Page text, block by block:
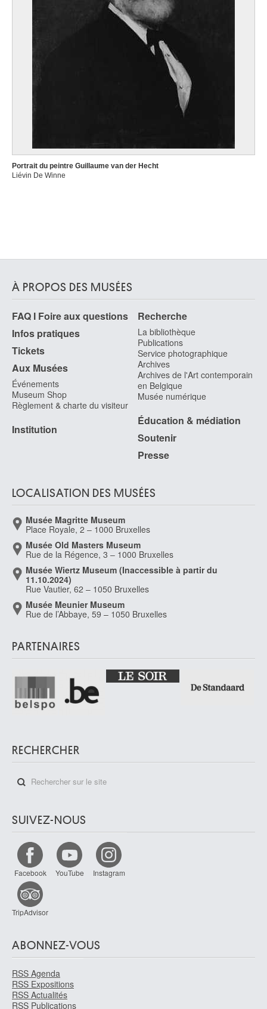
Portrait du peintre Guillaume van der Hecht
Liévin De Winne
À PROPOS DES MUSÉES
FAQ I Foire aux questions
Infos pratiques
Tickets
Aux Musées
Événements
Museum Shop
Règlement & charte du visiteur
Institution
Recherche
La bibliothèque
Publications
Service photographique
Archives
Archives de l'Art contemporain
en Belgique
Musée numérique
Éducation & médiation
Soutenir
Presse
LOCALISATION DES MUSÉES
Musée Magritte Museum
Place Royale, 2 – 1000 Bruxelles
Musée Old Masters Museum
Rue de la Régence, 3 – 1000 Bruxelles
Musée Wiertz Museum (Inaccessible à partir du
11.10.2024)
Rue Vautier, 62 – 1050 Bruxelles
Musée Meunier Museum
Rue de l’Abbaye, 59 – 1050 Bruxelles
PARTENAIRES
RECHERCHER
SUIVEZ-NOUS
Facebook YouTube Instagram
TripAdvisor
ABONNEZ-VOUS
RSS Agenda
RSS Expositions
RSS Actualités
RSS Publications